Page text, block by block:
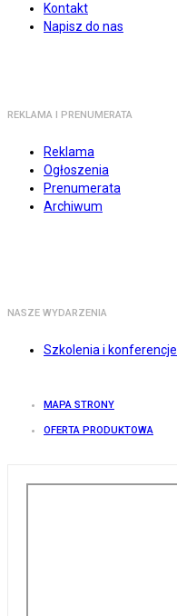
Kontakt
Napisz do nas
REKLAMA I PRENUMERATA
Reklama
Ogłoszenia
Prenumerata
Archiwum
NASZE WYDARZENIA
Szkolenia i konferencje
MAPA STRONY
OFERTA PRODUKTOWA